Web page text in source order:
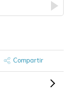
Compartir